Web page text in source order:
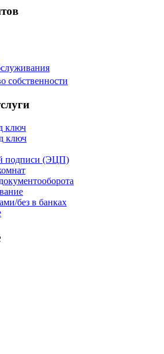
собственности
ключ
ключ
подписи (ЭЦП)
без в банках